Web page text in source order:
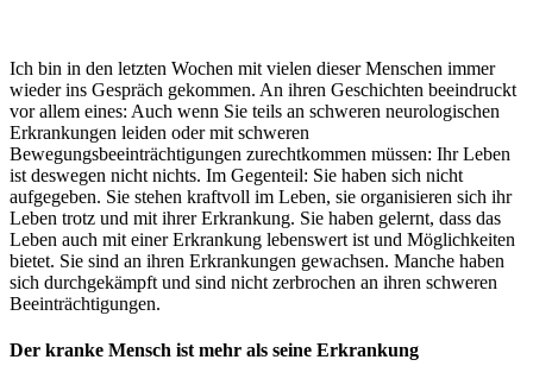
Ich bin in den letzten Wochen mit vielen dieser Menschen immer
wieder ins Gespräch gekommen. An ihren Geschichten beeindruckt
vor allem eines: Auch wenn Sie teils an schweren neurologischen
Erkrankungen leiden oder mit schweren
Bewegungsbeeinträchtigungen zurechtkommen müssen: Ihr Leben
ist deswegen nicht nichts. Im Gegenteil: Sie haben sich nicht
aufgegeben. Sie stehen kraftvoll im Leben, sie organisieren sich ihr
Leben trotz und mit ihrer Erkrankung. Sie haben gelernt, dass das
Leben auch mit einer Erkrankung lebenswert ist und Möglichkeiten
bietet. Sie sind an ihren Erkrankungen gewachsen. Manche haben
sich durchgekämpft und sind nicht zerbrochen an ihren schweren
Beeinträchtigungen.
Der kranke Mensch ist mehr als seine Erkrankung